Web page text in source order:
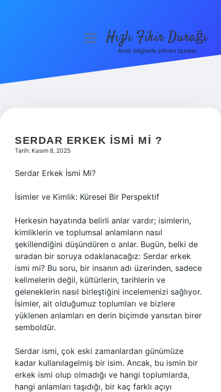
Hakkımızda
menüyüHızlı Fikir Durağı
Anlık bilgilerle zihnini tazele!
SERDAR ERKEK ISMI MI ?
Tarih: Kasım 8, 2025
Serdar Erkek İsmi Mi?
İsimler ve Kimlik: Küresel Bir Perspektif
Herkesin hayatında belirli anlar vardır; isimlerin,
kimliklerin ve toplumsal anlamların nasıl
şekillendiğini düşündüren o anlar. Bugün, belki de
sıradan bir soruya odaklanacağız: Serdar erkek
ismi mi? Bu soru, bir insanın adı üzerinden, sadece
kelimelerin değil, kültürlerin, tarihlerin ve
geleneklerin nasıl birleştiğini incelemenizi sağlıyor.
İsimler, ait olduğumuz toplumları ve bizlere
yüklenen anlamları en derin biçimde yansıtan birer
semboldür.
Serdar ismi, çok eski zamanlardan günümüze
kadar kullanılagelmiş bir isim. Ancak, bu ismin bir
erkek ismi olup olmadığı ve hangi toplumlarda,
hangi anlamları taşıdığı, bir kaç farklı açıyı